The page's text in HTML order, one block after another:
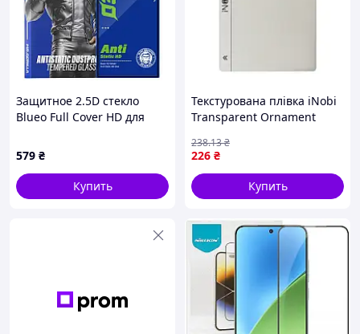
Защитное 2.5D стекло
Blueo Full Cover HD для
579 ₴
Купить
Текстурована плівка iNobi
Transparent Ornament
226 ₴
238.13₴
Купить